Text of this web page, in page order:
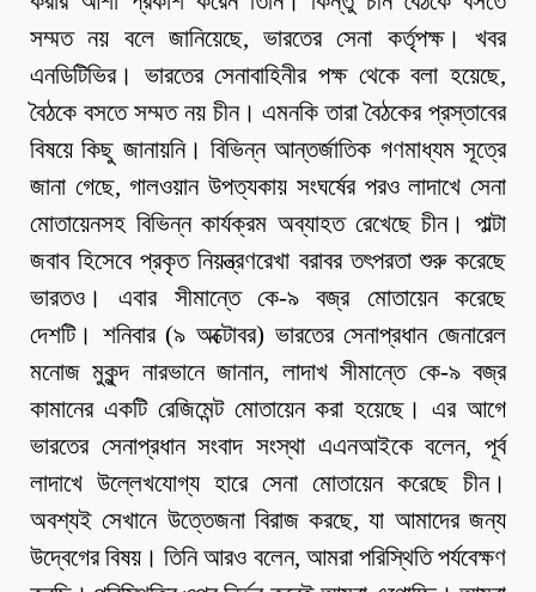
সম্মত নয় বলে জানিয়েছে, ভারতের সেনা কর্তৃপক্ষ। খবর
এনডিটিভির। ভারতের সেনাবাহিনীর পক্ষ থেকে বলা হয়েছে,
বৈঠকে বসতে সম্মত নয় চীন। এমনকি তারা বৈঠকের প্রস্তাবের
বিষয়ে কিছু জানায়নি। বিভিন্ন আন্তর্জাতিক গণমাধ্যম সূত্রে
জানা গেছে, গালওয়ান উপত্যকায় সংঘর্ষের পরও লাদাখে সেনা
মোতায়েনসহ বিভিন্ন কার্যক্রম অব্যাহত রেখেছে চীন। পাল্টা
জবাব হিসেবে প্রকৃত নিয়ন্ত্রণরেখা বরাবর তৎপরতা শুরু করেছে
ভারতও। এবার সীমান্তে কে-৯ বজ্র মোতায়েন করেছে
দেশটি। শনিবার (৯ অক্টোবর) ভারতের সেনাপ্রধান জেনারেল
মনোজ মুকুন্দ নারভানে জানান, লাদাখ সীমান্তে কে-৯ বজ্র
কামানের একটি রেজিমেন্ট মোতায়েন করা হয়েছে। এর আগে
ভারতের সেনাপ্রধান সংবাদ সংস্থা এএনআইকে বলেন, পূর্ব
লাদাখে উল্লেখযোগ্য হারে সেনা মোতায়েন করেছে চীন।
অবশ্যই সেখানে উত্তেজনা বিরাজ করছে, যা আমাদের জন্য
উদ্বেগের বিষয়। তিনি আরও বলেন, আমরা পরিস্থিতি পর্যবেক্ষণ